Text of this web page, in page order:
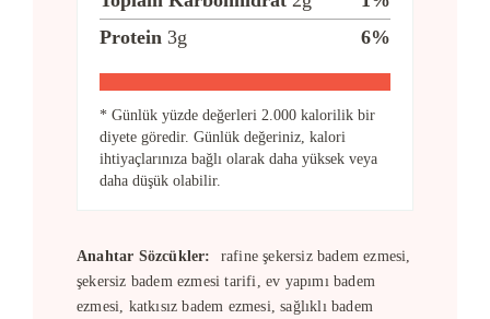
Protein 3g 6%
* Günlük yüzde değerleri 2.000 kalorilik bir
diyete göredir. Günlük değeriniz, kalori
ihtiyaçlarınıza bağlı olarak daha yüksek veya
daha düşük olabilir.
Anahtar Sözcükler:
rafine şekersiz badem ezmesi,
şekersiz badem ezmesi tarifi, ev yapımı badem
ezmesi, katkısız badem ezmesi, sağlıklı badem